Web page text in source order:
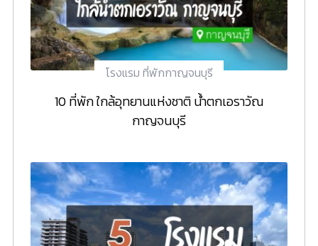
โรงแรม ที่พักกาญจนบุรี
10 ที่พัก ใกล้อุทยานแห่งชาติ น้ำตกเอราวัณ
กาญจนบุรี